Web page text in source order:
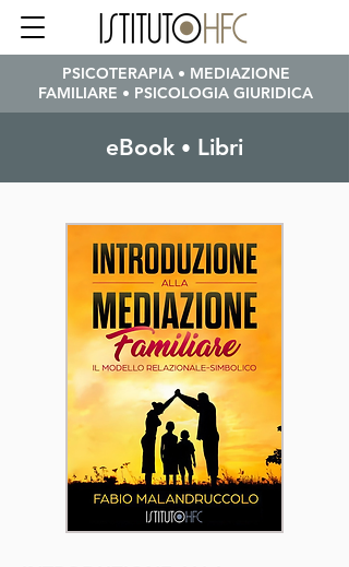
PSICOTERAPIA • MEDIAZIONE
FAMILIARE • PSICOLOGIA GIURIDICA
eBook • Libri